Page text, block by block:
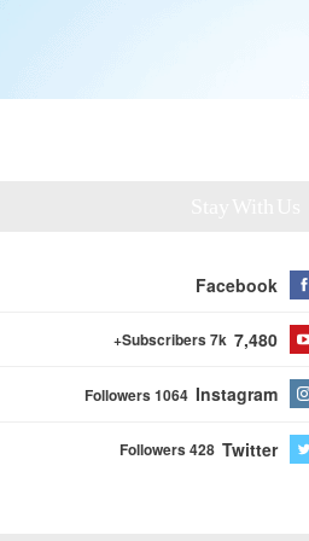
Facebook
7,480
Subscribers 7k+
Instagram
Followers 1064
Twitter
Followers 428